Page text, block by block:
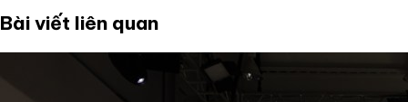
Bài viết liên quan